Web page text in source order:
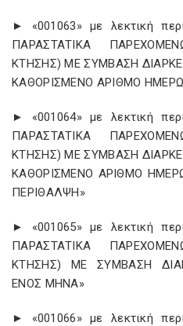
► «001063» με λεκτική
ΠΑΡΑΣΤΑΤΙΚΑ
ΚΤΗΣΗΣ) ΜΕ ΣΥΜΒΑΣΗ
ΚΑΘΟΡΙΣΜΕΝΟ ΑΡΙΘΜΟ
► «001064» με λεκτική
ΠΑΡΑΣΤΑΤΙΚΑ
ΚΤΗΣΗΣ) ΜΕ ΣΥΜΒΑΣΗ
ΚΑΘΟΡΙΣΜΕΝΟ ΑΡΙΘΜΟ
ΠΕΡΙΘΑΛΨΗ»
► «001065» με λεκτική
ΠΑΡΑΣΤΑΤΙΚΑ
ΚΤΗΣΗΣ) ΜΕ ΣΥΜΒΑΣΗ
ΕΝΟΣ ΜΗΝΑ»
► «001066» με λεκτική